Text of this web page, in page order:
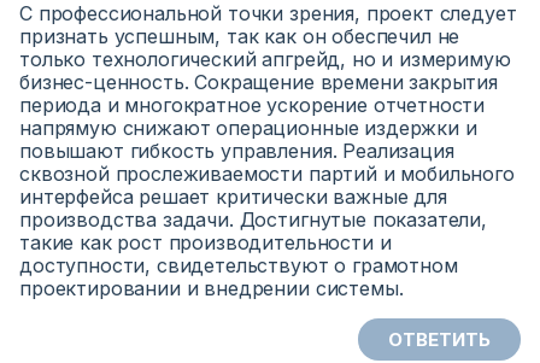
С профессиональной точки зрения, проект следует
признать успешным, так как он обеспечил не
только технологический апгрейд, но и измеримую
бизнес-ценность. Сокращение времени закрытия
периода и многократное ускорение отчетности
напрямую снижают операционные издержки и
повышают гибкость управления. Реализация
сквозной прослеживаемости партий и мобильного
интерфейса решает критически важные для
производства задачи. Достигнутые показатели,
такие как рост производительности и
доступности, свидетельствуют о грамотном
проектировании и внедрении системы.
ОТВЕТИТЬ